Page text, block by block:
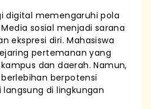
digital memengaruhi pola
sosial menjadi sarana
ekspresi diri. Mahasiswa
pertemanan yang
dan daerah. Namun,
berpotensi
di lingkungan